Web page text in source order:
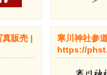
真販売 |
寒川神社参
https://